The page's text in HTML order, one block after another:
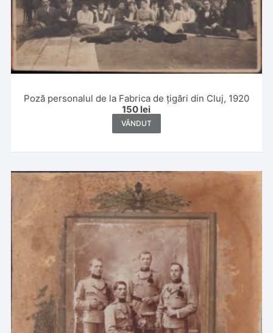
Poză personalul de la Fabrica de țigări din Cluj, 1920
150 lei
VÂNDUT